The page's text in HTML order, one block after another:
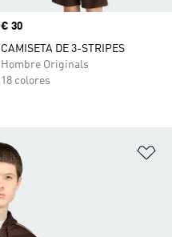
Precio
€ 30
CAMISETA DE 3-STRIPES
Hombre Originals
18 colores